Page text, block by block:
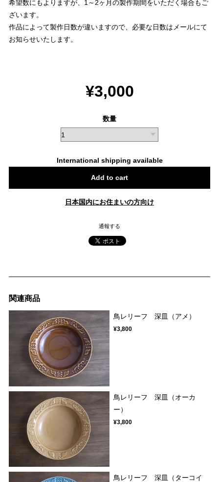
希望数にもよりますが、1～2ヶ月の製作期間をいただく場合もご
ざいます。
作品によって製作日数が違いますので、必要な日数はメールにて
お知らせいたします。
¥3,000
数量
International shipping available
Add to cart
日本国内にお住まいの方向け
通報する
関連商品
鳥レリーフ 深皿（アメ）
¥3,800
鳥レリーフ 深皿（オーカ
ー）
¥3,800
鳥レリーフ 深皿（ターコイ